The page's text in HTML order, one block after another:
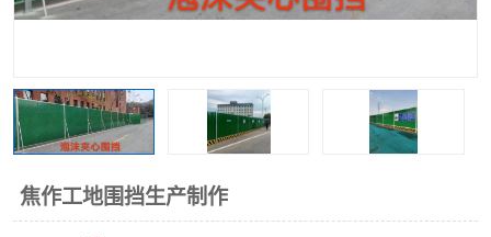
焦作工地围挡生产制作